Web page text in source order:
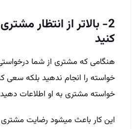
2- بالاتر از انتظار
کنید
هنگامی که مشتری از شما درخواستی
خواسته را انجام ندهید بلکه سعی
خواسته مشتری به او اطلاعات
این کار باعث میشود رضایت مشتری